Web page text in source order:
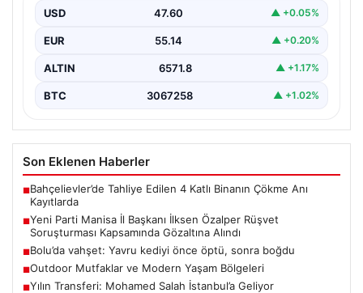
Manisa'da yürütülen önemli bir rüşvet soruşturmasında
USD 47.60 ▲ +0.05%
EUR 55.14 ▲ +0.20%
ALTIN 6571.8 ▲ +1.17%
BTC 3067258 ▲ +1.02%
Son Eklenen Haberler
■Bahçelievler’de Tahliye Edilen 4 Katlı Binanın Çökme Anı
Kayıtlarda
■Yeni Parti Manisa İl Başkanı İlksen Özalper Rüşvet
Soruşturması Kapsamında Gözaltına Alındı
■Bolu’da vahşet: Yavru kediyi önce öptü, sonra boğdu
■Outdoor Mutfaklar ve Modern Yaşam Bölgeleri
■Yılın Transferi: Mohamed Salah İstanbul’a Geliyor